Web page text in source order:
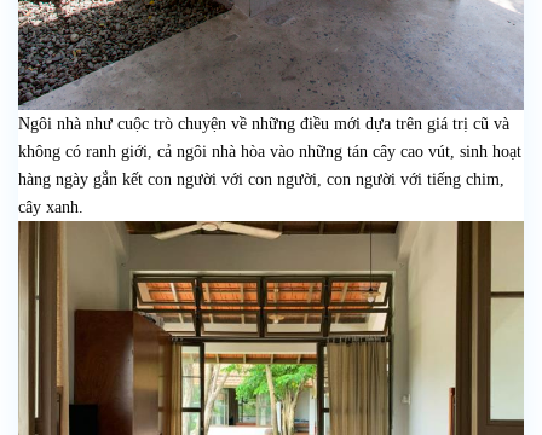
Ngôi nhà như cuộc trò chuyện về những điều mới dựa trên giá trị cũ và
không có ranh giới, cả ngôi nhà hòa vào những tán cây cao vút, sinh hoạt
hàng ngày gắn kết con người với con người, con người với tiếng chim,
cây xanh.